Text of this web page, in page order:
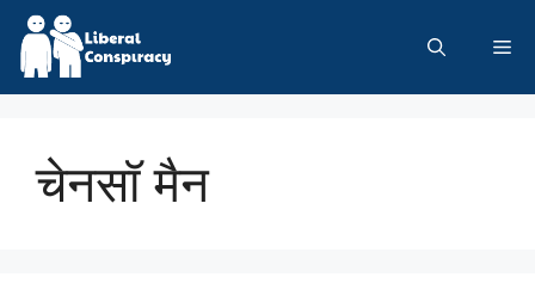
Skip
content
चेनसॉ मैन